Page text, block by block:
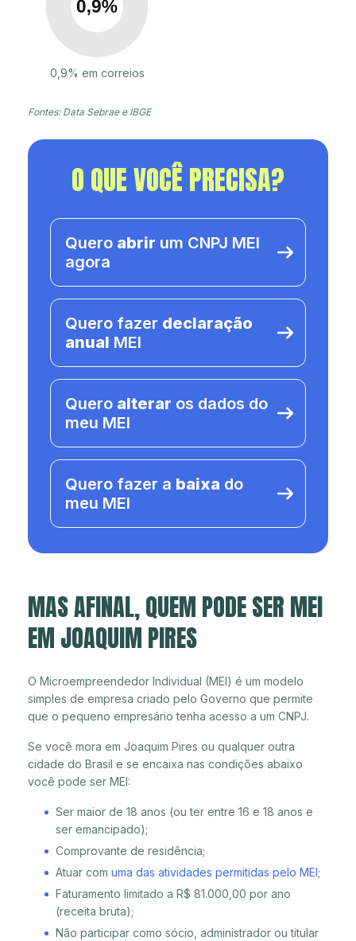
0,9% em correios
Fontes: Data Sebrae e IBGE
O QUE VOCÊ PRECISA?
Quero abrir um CNPJ MEI
agora
Quero fazer declaração
anual MEI
Quero alterar os dados do
meu MEI
Quero fazer a baixa do
meu MEI
MAS AFINAL, QUEM PODE SER MEI
EM JOAQUIM PIRES
O Microempreendedor Individual (MEI) é um modelo
simples de empresa criado pelo Governo que permite
que o pequeno empresário tenha acesso a um CNPJ.
Se você mora em Joaquim Pires ou qualquer outra
cidade do Brasil e se encaixa nas condições abaixo
você pode ser MEI:
Ser maior de 18 anos (ou ter entre 16 e 18 anos e
ser emancipado);
Comprovante de residência;
Atuar com uma das atividades permitidas pelo MEI;
Faturamento limitado a R$ 81.000,00 por ano
(receita bruta);
Não participar como sócio, administrador ou titular